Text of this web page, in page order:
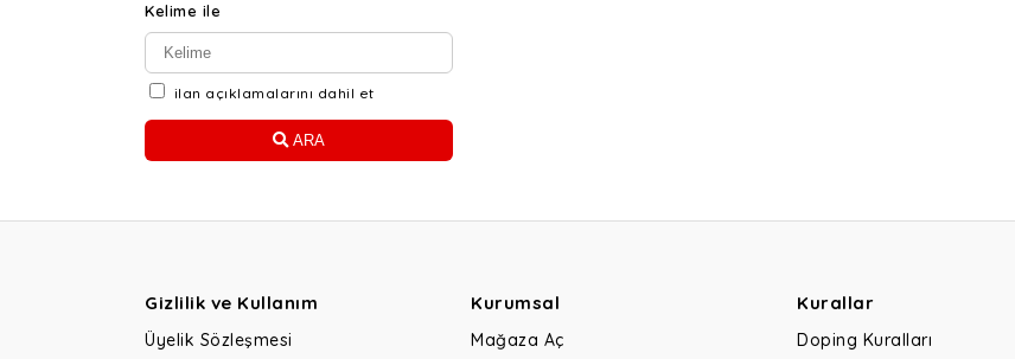
Kelime ile
ilan açıklamalarını dahil et
ARA
Gizlilik ve Kullanım
Üyelik Sözleşmesi
Kurumsal
Mağaza Aç
Kurallar
Doping Kuralları